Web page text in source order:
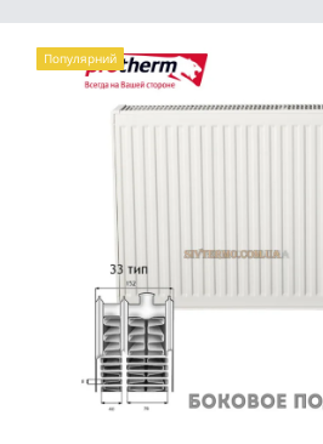
Популярний